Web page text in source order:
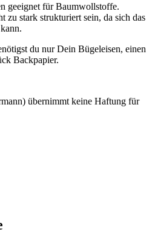
geeignet für Baumwollstoffe.
zu stark strukturiert sein, da sich das
du nur Dein Bügeleisen, einen
Backpapier.
übernimmt keine Haftung für